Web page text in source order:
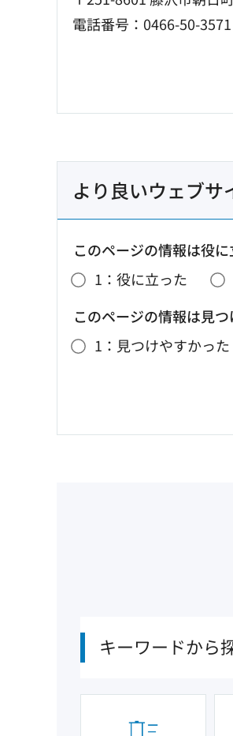
電話番号：0466-50-3571
より良いウェブ
このページの情報は役
1：役に立った
このページの情報は見
1：見つけやすかった
キーワードから